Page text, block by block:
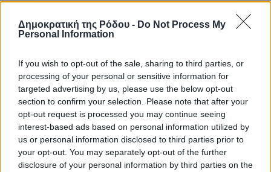
Δημοκρατική της Ρόδου - Do Not Process My
Personal Information
If you wish to opt-out of the sale, sharing to third parties, or
processing of your personal or sensitive information for
targeted advertising by us, please use the below opt-out
section to confirm your selection. Please note that after your
opt-out request is processed you may continue seeing
interest-based ads based on personal information utilized by
us or personal information disclosed to third parties prior to
your opt-out. You may separately opt-out of the further
disclosure of your personal information by third parties on the
Υπενθύμιση: